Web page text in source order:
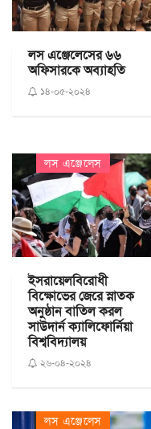
লস এঞ্জেলেসের ৬৬
অফিসারকে অব্যাহতি
১৪-০৫-২০২৪
লস এঞ্জেলেস
ইসরায়েলবিরোধী
বিক্ষোভের জেরে স্নাতক
অনুষ্ঠান বাতিল করল
সাউদার্ন ক্যালিফোর্নিয়া
বিশ্ববিদ্যালয়
২৬-০৪-২০২৪
লস এঞ্জেলেস